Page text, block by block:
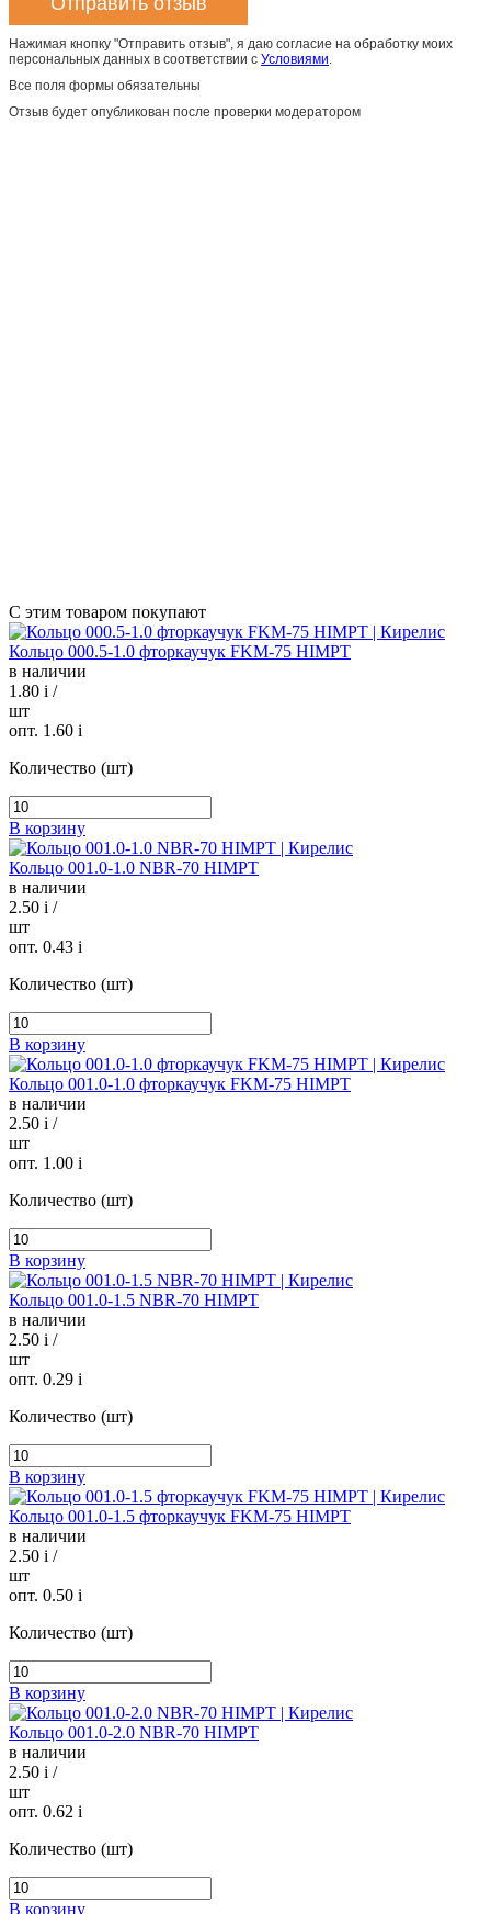
Нажимая кнопку "Отправить отзыв", я даю согласие на обработку моих
персональных данных в соответствии с Условиями.
Все поля формы обязательны
Отзыв будет опубликован после проверки модератором
С этим товаром покупают
Кольцо 000.5-1.0 фторкаучук FKM-75 HIMPT
в наличии
1.80 i /
шт
опт. 1.60 i
Количество (шт)
В корзину
Кольцо 001.0-1.0 NBR-70 HIMPT
в наличии
2.50 i /
шт
опт. 0.43 i
Количество (шт)
В корзину
Кольцо 001.0-1.0 фторкаучук FKM-75 HIMPT
в наличии
2.50 i /
шт
опт. 1.00 i
Количество (шт)
В корзину
Кольцо 001.0-1.5 NBR-70 HIMPT
в наличии
2.50 i /
шт
опт. 0.29 i
Количество (шт)
В корзину
Кольцо 001.0-1.5 фторкаучук FKM-75 HIMPT
в наличии
2.50 i /
шт
опт. 0.50 i
Количество (шт)
В корзину
Кольцо 001.0-2.0 NBR-70 HIMPT
в наличии
2.50 i /
шт
опт. 0.62 i
Количество (шт)
В корзину